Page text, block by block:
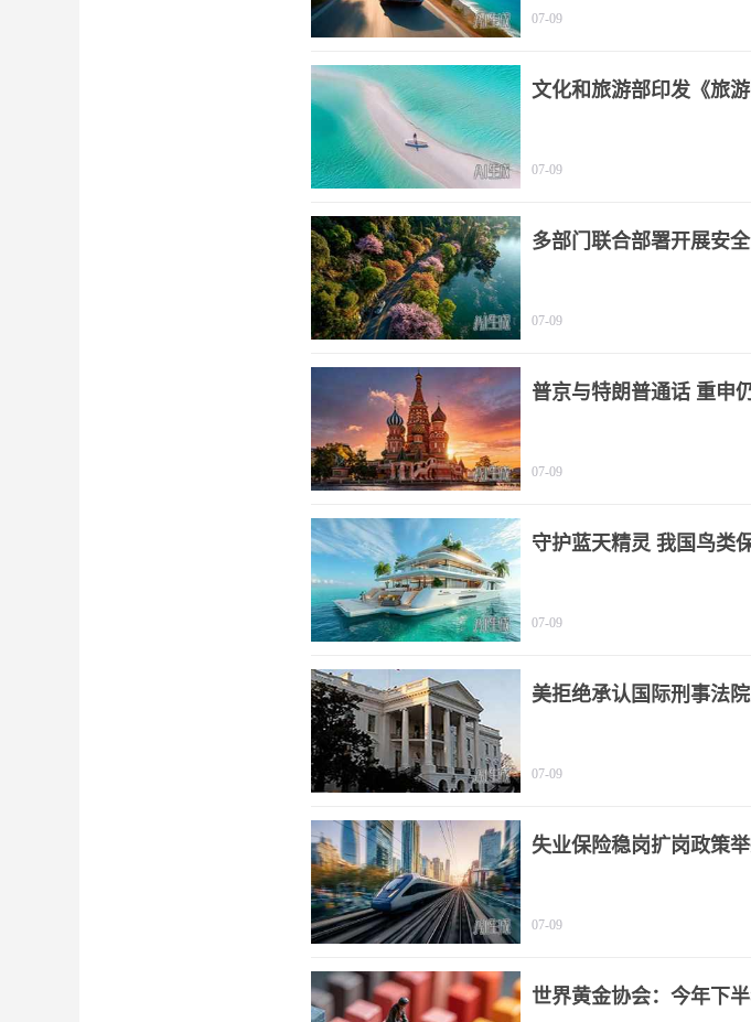
07-09
文化和旅游部印发《旅
07-09
多部门联合部署开展安
07-09
普京与特朗普通话 重申
07-09
守护蓝天精灵 我国鸟类
07-09
美拒绝承认国际刑事法
07-09
失业保险稳岗扩岗政策
07-09
世界黄金协会：今年下